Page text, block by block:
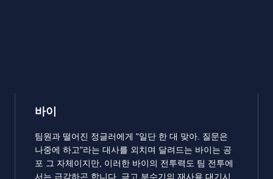
바이
팀원과 떨어진 정글러에게 "일단 한 대 맞아. 질문은
나중에 하고"라는 대사를 외치며 달려드는 바이는 공
포 그 자체이지만, 이러한 바이의 전투력도 팀 전투에
서는 급감하곤 합니다. 금고 부수기의 재사용 대기시